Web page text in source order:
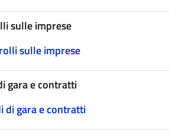
sulle imprese
sulle imprese
gara e contratti
di gara e contratti